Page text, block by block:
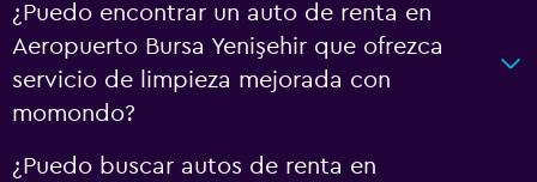
¿Puedo encontrar un auto de renta en
Aeropuerto Bursa Yenişehir que ofrezca
servicio de limpieza mejorada con
momondo?
¿Puedo buscar autos de renta en